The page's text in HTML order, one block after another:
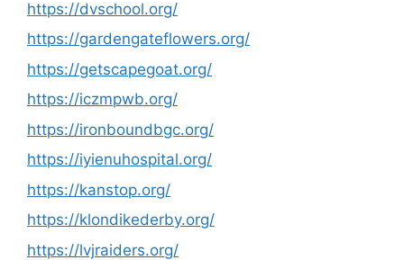
https://dvschool.org/
https://gardengateflowers.org/
https://getscapegoat.org/
https://iczmpwb.org/
https://ironboundbgc.org/
https://iyienuhospital.org/
https://kanstop.org/
https://klondikederby.org/
https://lvjraiders.org/